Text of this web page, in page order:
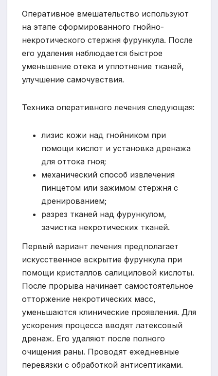
Оперативное вмешательство используют
на этапе сформированного гнойно-
некротического стержня фурункула. После
его удаления наблюдается быстрое
уменьшение отека и уплотнение тканей,
улучшение самочувствия.
Техника оперативного лечения следующая:
лизис кожи над гнойником при
помощи кислот и установка дренажа
для оттока гноя;
механический способ извлечения
пинцетом или зажимом стержня с
дренированием;
разрез тканей над фурункулом,
зачистка некротических тканей.
Первый вариант лечения предполагает
искусственное вскрытие фурункула при
помощи кристаллов салициловой кислоты.
После прорыва начинает самостоятельное
отторжение некротических масс,
уменьшаются клинические проявления. Для
ускорения процесса вводят латексовый
дренаж. Его удаляют после полного
очищения раны. Проводят ежедневные
перевязки с обработкой антисептиками.